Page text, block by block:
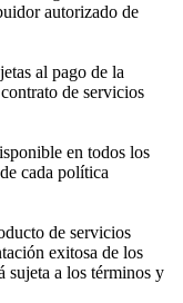
autorizado de
al pago de la
de servicios
en todos los
cada política
de servicios
exitosa de los
sujeta a los términos y